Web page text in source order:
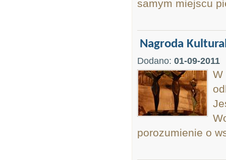
samym miejscu
Nagroda
Dodano: 01-09-2011
W
porozumienie o